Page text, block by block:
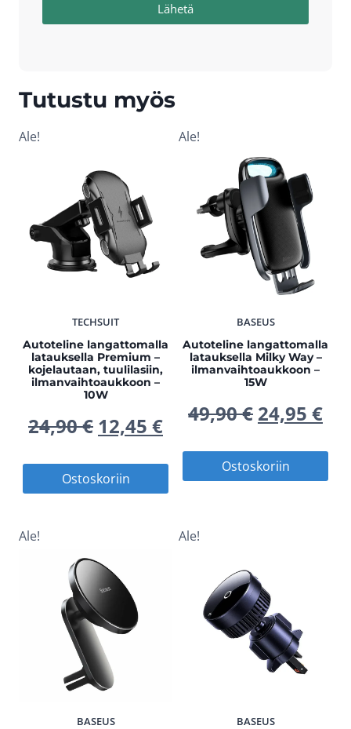
Lähetä
Tutustu myös
Ale!
TECHSUIT
Autoteline langattomalla
latauksella Premium –
kojelautaan, tuulilasiin,
ilmanvaihtoaukkoon –
10W
24,90€ Alkuperäinen
hinta
oli:
12,45 €Nykyinen
hinta
on:
12,45 €.
Ostoskoriin
Ale!
BASEUS
Autoteline langattomalla
latauksella Milky Way –
ilmanvaihtoaukkoon –
15W
49,90€
hinta
oli:
24,95 €
on:
Ostoskoriin
Ale!
BASEUS
Ale!
BASEUS